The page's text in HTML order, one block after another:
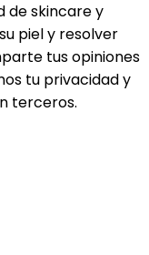
de skincare y
piel y resolver
tus opiniones
tu privacidad y
terceros.